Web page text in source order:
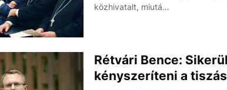
közhivatalt, miutá…
Rétvári Bence:
kényszeríteni a